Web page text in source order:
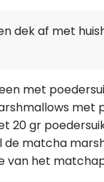
dek af met
met
met
20 gr
de matcha
van het